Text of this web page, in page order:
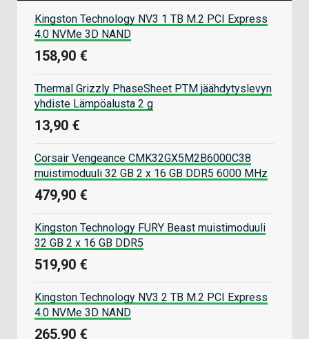
Kingston Technology NV3 1 TB M.2 PCI Express
4.0 NVMe 3D NAND
158,90 €
Thermal Grizzly PhaseSheet PTM jäähdytyslevyn
yhdiste Lämpöalusta 2 g
13,90 €
Corsair Vengeance CMK32GX5M2B6000C38
muistimoduuli 32 GB 2 x 16 GB DDR5 6000 MHz
479,90 €
Kingston Technology FURY Beast muistimoduuli
32 GB 2 x 16 GB DDR5
519,90 €
Kingston Technology NV3 2 TB M.2 PCI Express
4.0 NVMe 3D NAND
265,90 €